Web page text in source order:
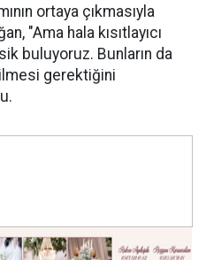
ortaya çıkmasıyla
"Ama hala kısıtlayıcı
buluyoruz. Bunların da
gerektiğini